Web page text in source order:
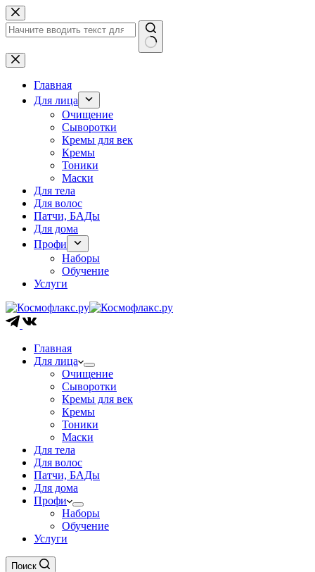
Перейти
к
сути
Ничего
не
найденоГлавная
Для лица
Очищение
Сыворотки
Кремы для век
Кремы
Тоники
Маски
Для тела
Для волос
Патчи, БАДы
Для дома
Профи
Наборы
Обучение
Услуги
Главная
Для лица
Очищение
Сыворотки
Кремы для век
Кремы
Тоники
Маски
Для тела
Для волос
Патчи, БАДы
Для дома
Профи
Наборы
Обучение
Услуги
Поиск